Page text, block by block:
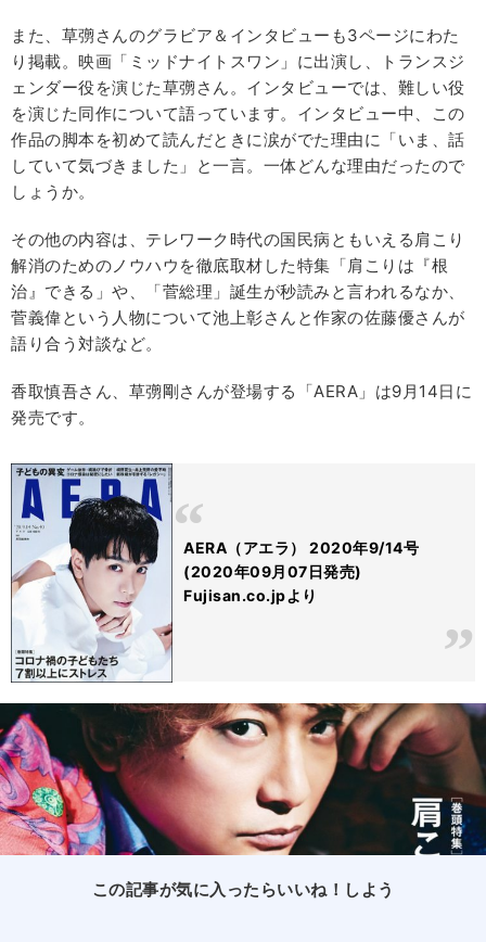
また、草彅さんのグラビア＆インタビューも3ページにわた
り掲載。映画「ミッドナイトスワン」に出演し、トランスジ
ェンダー役を演じた草彅さん。インタビューでは、難しい役
を演じた同作について語っています。インタビュー中、この
作品の脚本を初めて読んだときに涙がでた理由に「いま、話
していて気づきました」と一言。一体どんな理由だったので
しょうか。
その他の内容は、テレワーク時代の国民病ともいえる肩こり
解消のためのノウハウを徹底取材した特集「肩こりは『根
治』できる」や、「菅総理」誕生が秒読みと言われるなか、
菅義偉という人物について池上彰さんと作家の佐藤優さんが
語り合う対談など。
香取慎吾さん、草彅剛さんが登場する「AERA」は9月14日に
発売です。
AERA（アエラ） 2020年9/14号
(2020年09月07日発売)
Fujisan.co.jpより
この記事が気に入ったらいいね！しよう